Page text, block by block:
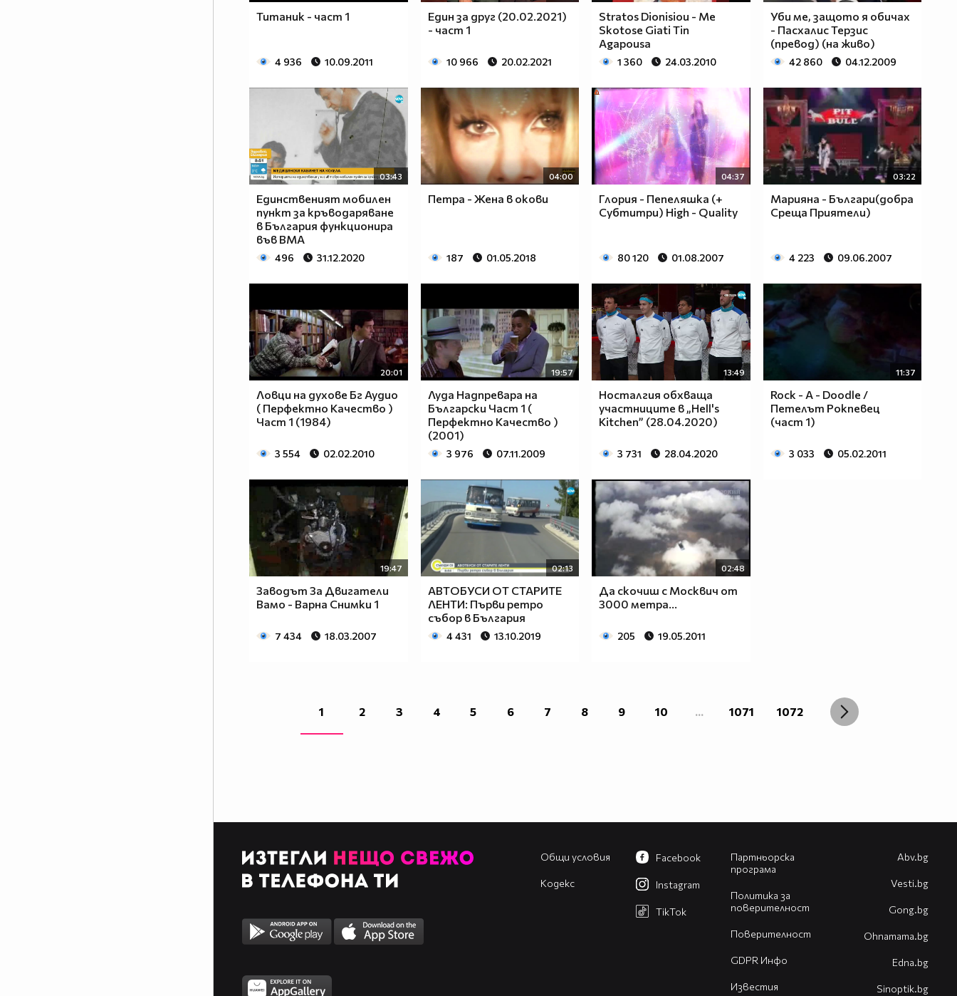
Титаник - част 1
4 936 10.09.2011
Един за друг (20.02.2021)
- част 1
10 966 20.02.2021
Stratos Dionisiou - Me
Skotose Giati Tin
Agapousa
1 360 24.03.2010
Уби ме, защото я обичах
- Пасхалис Терзис
(превод) (на живо)
42 860 04.12.2009
03:43
Единственият мобилен
пункт за кръводаряване
в България функционира
във ВМА
496 31.12.2020
04:00
Петра - Жена в окови
187 01.05.2018
04:37
Глория - Пепеляшка (+
Субтитри) High - Quality
80 120 01.08.2007
03:22
Марияна - Българи(добра
Среща Приятели)
4 223 09.06.2007
20:01
Ловци на духове Бг Аудио
( Перфектно Качество )
Част 1 (1984)
3 554 02.02.2010
19:57
Луда Надпревара на
Български Част 1 (
Перфектно Качество )
(2001)
3 976 07.11.2009
13:49
Носталгия обхваща
участниците в „Hell's
Kitchen” (28.04.2020)
3 731 28.04.2020
11:37
Rock - A - Doodle /
Петелът Рокпевец
(част 1)
3 033 05.02.2011
19:47
Заводът За Двигатели
Вамо - Варна Снимки 1
7 434 18.03.2007
02:13
АВТОБУСИ ОТ СТАРИТЕ
ЛЕНТИ: Първи ретро
събор в България
4 431 13.10.2019
02:48
Да скочиш с Москвич от
3000 метра...
205 19.05.2011
1 2 3 4 5 6 7 8 9 10 ... 1071 1072
Общи условия
Кодекс
Партньорска
програма
Политика за
поверителност
Поверителност
GDPR Инфо
Известия
Facebook
Instagram
TikTok
Abv.bg
Vesti.bg
Gong.bg
Оhnamama.bg
Edna.bg
Sinoptik.bg